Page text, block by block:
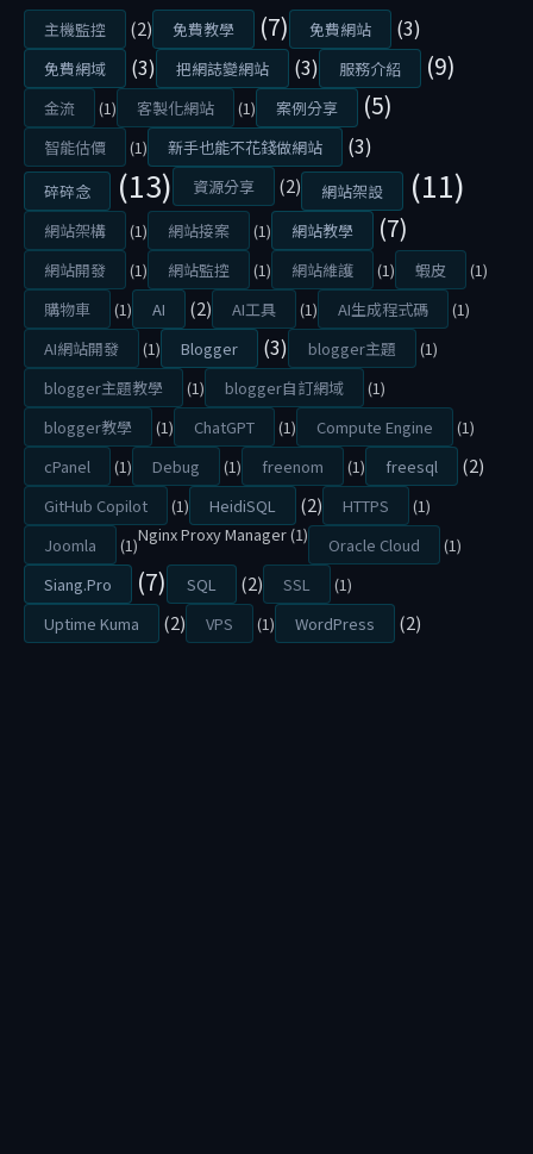
M
A
V
P
S
2
0
2
6
最
新
U
P
T
I
M
E
K
U
主機監控 (2) 免費教學 (7) 免費網站 (3)
免費網域 (3) 把網誌變網站 (3) 服務介紹 (9)
金流 (1) 客製化網站 (1) 案例分享 (5)
智能估價 (1) 新手也能不花錢做網站 (3)
碎碎念 (13) 資源分享 (2) 網站架設 (11)
網站架構 (1) 網站接案 (1) 網站教學 (7)
網站開發 (1) 網站監控 (1) 網站維護 (1) 蝦皮
(1)
購物車
(1) AI (2) AI工具 (1) AI生成程式碼
(1)
AI網站開發
(1) Blogger (3) blogger主題
(1)
blogger主題教學
(1) blogger自訂網域
(1)
blogger教學
(1) ChatGPT (1) Compute Engine
(1)
cPanel
(1) Debug (1) freenom (1) freesql (2)
GitHub Copilot (1) HeidiSQL (2) HTTPS
(1)
Joomla
(1)Nginx Proxy Manager(1) Oracle Cloud
(1)
Siang.Pro
(7) SQL (2) SSL
(1)
Uptime Kuma
(2) VPS (1) WordPress (2)